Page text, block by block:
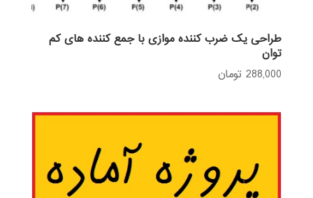
طراحی یک ضرب کننده موازی با جمع کننده های کم
توان
288,000 تومان